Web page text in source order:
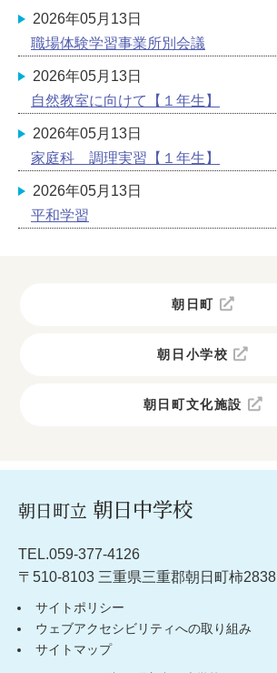
2026年05月13日
職場体験学習事業所別会議
2026年05月13日
自然教室に向けて【１年生】
2026年05月13日
家庭科 調理実習【１年生】
2026年05月13日
平和学習
朝日町
朝日小学校
朝日町文化施設
朝日町立 朝日中学校
TEL.059-377-4126
〒510-8103 三重県三重郡朝日町柿2838
サイトポリシー
ウェブアクセシビリティへの取り組み
サイトマップ